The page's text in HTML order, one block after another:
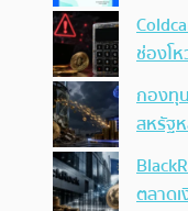
ช่องโห
กองทุ
สหรัฐ
ตลาด